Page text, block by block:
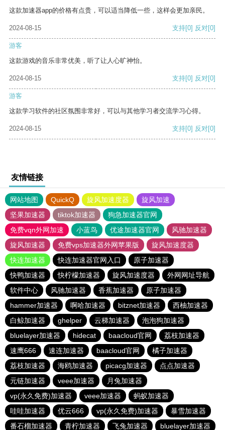
这款加速器app的价格有点贵，可以适当降低一些，这样会更加亲民。
2024-08-15 支持[0] 反对[0]
游客
这款游戏的音乐非常优美，听了让人心旷神怡。
2024-08-15 支持[0] 反对[0]
游客
这款学习软件的社区氛围非常好，可以与其他学习者交流学习心得。
2024-08-15 支持[0] 反对[0]
友情链接
网站地图 QuickQ 旋风加速度器
旋风加速
坚果加速器
tiktok加速器
狗急加速器官网
免费vqn外网加速
小蓝鸟 优途加速器官网
风驰加速器
旋风加速器
免费vps加速器外网苹果版
旋风加速度器
快连加速器
快连加速器官网入口
原子加速器
快鸭加速器
快柠檬加速器 旋风加速度器
外网网址导航
软件中心
风驰加速器 香蕉加速器
原子加速器
hammer加速器
啊哈加速器 bitznet加速器
西柚加速器
白鲸加速器
ghelper 云梯加速器
泡泡狗加速器
bluelayer加速器
hidecat baacloud官网
荔枝加速器
速鹰666
速连加速器 baacloud官网
橘子加速器
荔枝加速器
海鸥加速器 picacg加速器
点点加速器
元链加速器
veee加速器
月兔加速器
vp(永久免费)加速器
veee加速器
蚂蚁加速器
哇哇加速器
优云666 vp(永久免费)加速器
暴雪加速器
番石榴加速器
青柠加速器 飞兔加速器 bluelayer加速器